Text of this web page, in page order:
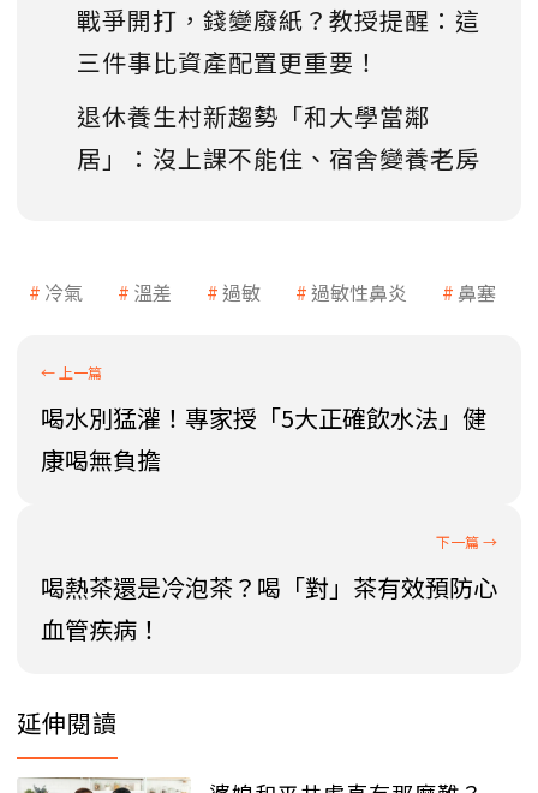
戰爭開打，錢變廢紙？教授提醒：這
三件事比資產配置更重要！
退休養生村新趨勢「和大學當鄰
居」：沒上課不能住、宿舍變養老房
冷氣 溫差 過敏 過敏性鼻炎 鼻塞
喝水別猛灌！專家授「5大正確飲水法」健
康喝無負擔
喝熱茶還是冷泡茶？喝「對」茶有效預防心
血管疾病！
延伸閱讀